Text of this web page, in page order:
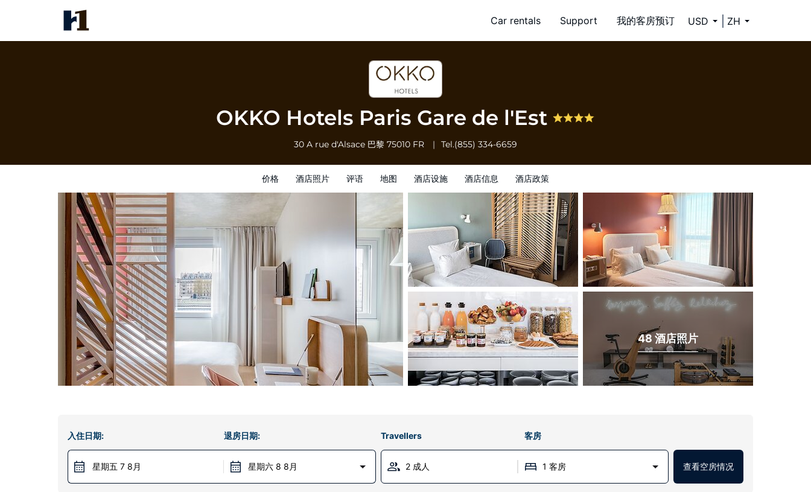
Car rentals Support 我的客房预订 USD ZH
OKKO Hotels Paris Gare de l'Est
30 A rue d'Alsace 巴黎 75010 FR Tel.(855) 334-6659
价格 酒店照片 评语 地图 酒店设施 酒店信息 酒店政策
48 酒店照片
入住日期:
星期五 7 8月
退房日期:
星期六 8 8月
Travellers 客房
2 成人 1 客房 查看空房情况